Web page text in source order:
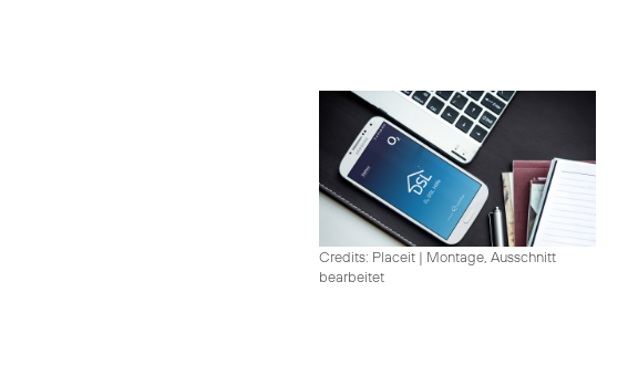
Credits: Placeit | Montage, Ausschnitt
bearbeitet